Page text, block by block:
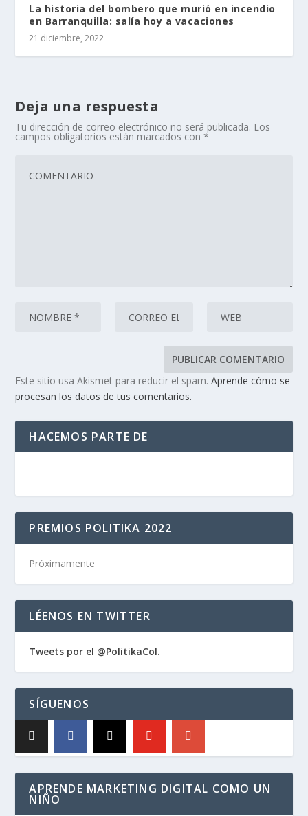
La historia del bombero que murió en incendio
en Barranquilla: salía hoy a vacaciones
21 diciembre, 2022
Deja una respuesta
Tu dirección de correo electrónico no será publicada. Los
campos obligatorios están marcados con*
Este sitio usa Akismet para reducir el spam.Aprende cómo se
procesan los datos de tus comentarios.
HACEMOS PARTE DE
PREMIOS POLITIKA 2022
Próximamente
LÉENOS EN TWITTER
Tweets por el @PolitikaCol.
SÍGUENOS
APRENDE MARKETING DIGITAL COMO UN
NIÑO